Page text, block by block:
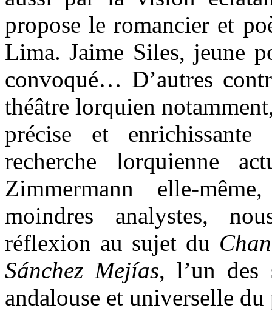
propose le romancier et
Lima. Jaime Siles, jeune
convoqué… D’autres
théâtre lorquien
précise et
recherche lorquienne
Zimmermann elle-
moindres analystes,
réflexion au sujet du
Sánchez Mejías, l’un des
andalouse et universelle du